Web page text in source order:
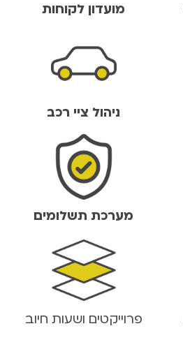
מועדון לקוחות
ניהול ציי רכב
מערכת תשלומים
פרוייקטים ושעות חיוב